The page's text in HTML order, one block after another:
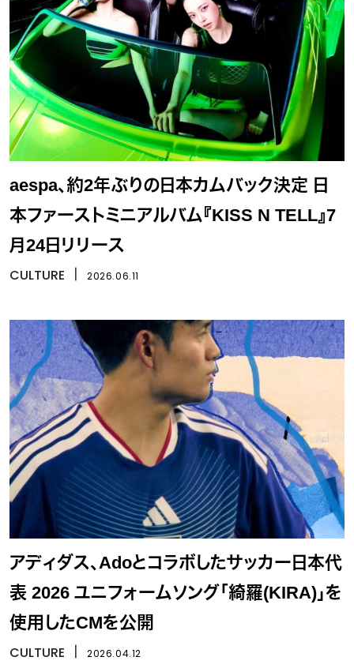
aespa、約2年ぶりの日本カムバック決定 日
本ファーストミニアルバム『KISS N TELL』7
月24日リリース
CULTURE 2026.06.11
アディダス、Adoとコラボしたサッカー日本代
表 2026 ユニフォームソング「綺羅(KIRA)」を
使用したCMを公開
CULTURE 2026.04.12